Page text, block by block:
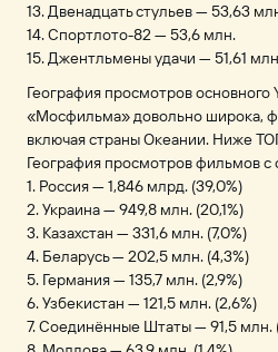
13. Двенадцать стульев — 53,63
14. Спортлото-82 — 53,6 млн.
15. Джентльмены удачи — 51,61
География просмотров основного
«Мосфильма» довольно широка,
включая страны Океании. Ниже
География просмотров фильмов с
1. Россия — 1,846 млрд. (39,0%)
2. Украина — 949,8 млн. (20,1%)
3. Казахстан — 331,6 млн. (7,0%)
4. Беларусь — 202,5 млн. (4,3%)
5. Германия — 135,7 млн. (2,9%)
6. Узбекистан — 121,5 млн. (2,6%)
7. Соединённые Штаты — 91,5 млн.